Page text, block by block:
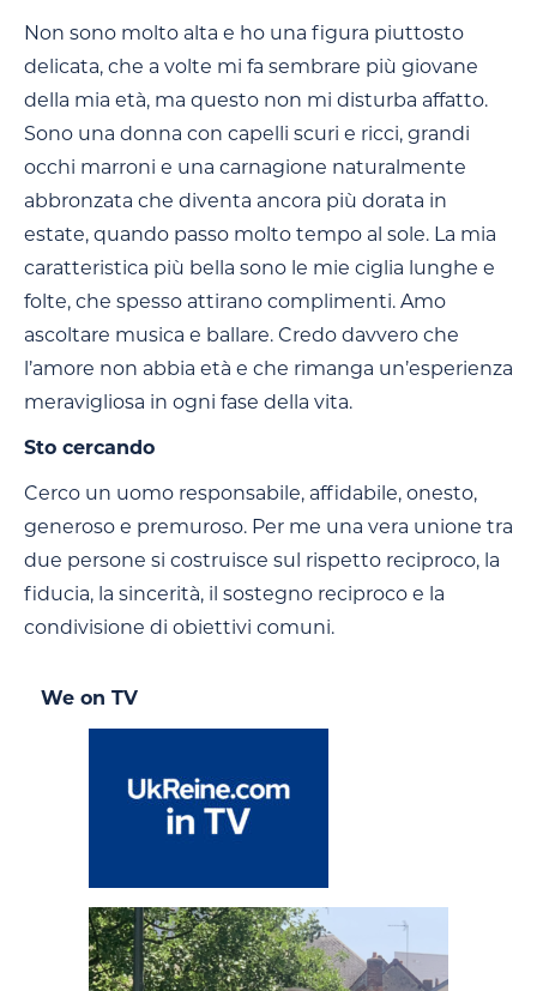
Non sono molto alta e ho una figura piuttosto
delicata, che a volte mi fa sembrare più giovane
della mia età, ma questo non mi disturba affatto.
Sono una donna con capelli scuri e ricci, grandi
occhi marroni e una carnagione naturalmente
abbronzata che diventa ancora più dorata in
estate, quando passo molto tempo al sole. La mia
caratteristica più bella sono le mie ciglia lunghe e
folte, che spesso attirano complimenti. Amo
ascoltare musica e ballare. Credo davvero che
l’amore non abbia età e che rimanga un’esperienza
meravigliosa in ogni fase della vita.
Sto cercando
Cerco un uomo responsabile, affidabile, onesto,
generoso e premuroso. Per me una vera unione tra
due persone si costruisce sul rispetto reciproco, la
fiducia, la sincerità, il sostegno reciproco e la
condivisione di obiettivi comuni.
We on TV